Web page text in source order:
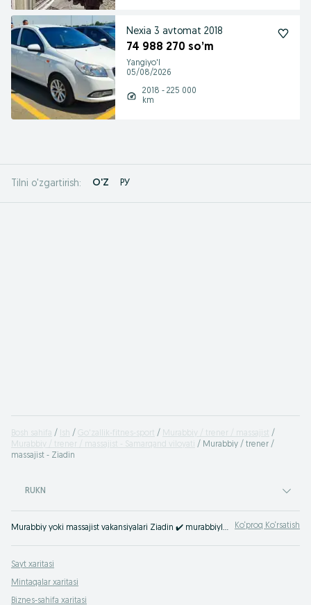
Nexia 3 avtomat 2018
74 988 270 so’m
Yangiyo'l
05/08/2026
2018 - 225 000
km
Tilni o'zgartirish: O'Z РУ
Bosh sahifa Ish Go'zallik-fitnes-sport
Murabbiy / trener / massajist
Murabbiy / trener / massajist - Samarqand viloyati
Murabbiy / trener /
massajist - Ziadin
RUKN
Murabbiy yoki massajist vakansiyalari Ziadin ✔️️️ murabbiylar va massajistlarning ko'plab vakansiyalari ✔️️ fitness klubida ✔️️️ tajriba talab qilinmaydi ✔️️️ tajribali ⭐ eng yaxshi ish toping ⮞⮞ OLX.uz Ko‘proq Ko‘rsatish
Sayt xaritasi
Mintaqalar xaritasi
Biznes-sahifa xaritasi